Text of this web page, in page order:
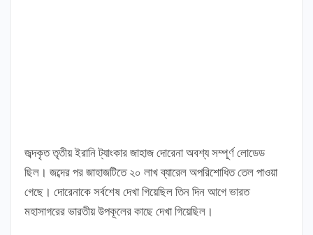
জব্দকৃত তৃতীয় ইরানি ট্যাংকার জাহাজ দোরেনা অবশ্য সম্পূর্ণ লোডেড
ছিল। জব্দের পর জাহাজটিতে ২০ লাখ ব্যারেল অপরিশোধিত তেল পাওয়া
গেছে। দোরেনাকে সর্বশেষ দেখা গিয়েছিল তিন দিন আগে ভারত
মহাসাগরের ভারতীয় উপকূলের কাছে দেখা গিয়েছিল।